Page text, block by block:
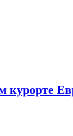
курорте